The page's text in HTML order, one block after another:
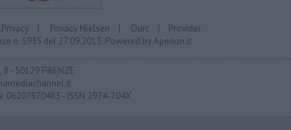
Privacy | Privacy Nielsen | Durc | Provider
n. 5935 del 27.09.2013. Powered byAperion.it
- 50129 FIRENZE
06207870483 - ISSN 2974-704X